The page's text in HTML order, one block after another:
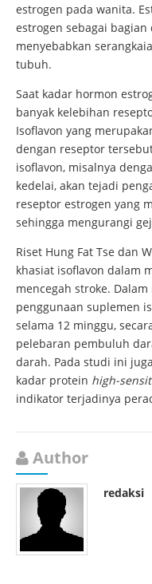
estrogen pada wanita.
estrogen sebagai
menyebabkan
tubuh.
Saat kadar hormon
banyak kelebihan
Isoflavon yang
dengan reseptor
isoflavon, misalnya
kedelai, akan tejadi
reseptor estrogen yang
sehingga mengurangi
Riset Hung Fat Tse dan
khasiat isoflavon dalam
mencegah stroke.
penggunaan suplemen
selama 12 minggu,
pelebaran pembuluh
darah. Pada studi ini
kadar protein high-
indikator terjadinya
Author
redaksi